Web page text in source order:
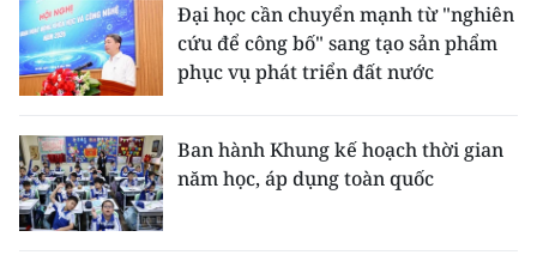
Đại học cần chuyển mạnh từ "nghiên
cứu để công bố" sang tạo sản phẩm
phục vụ phát triển đất nước
Ban hành Khung kế hoạch thời gian
năm học, áp dụng toàn quốc